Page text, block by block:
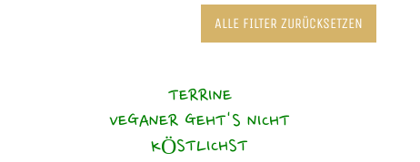
ALLE FILTER ZURÜCKSETZEN
TERRINE
VEGANER GEHT'S NICHT
KÖSTLICHST